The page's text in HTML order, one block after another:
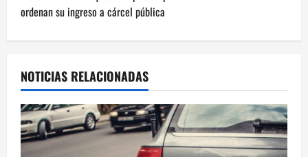
c
i
ó
ordenan su ingreso a cárcel pública
NOTICIAS RELACIONADAS